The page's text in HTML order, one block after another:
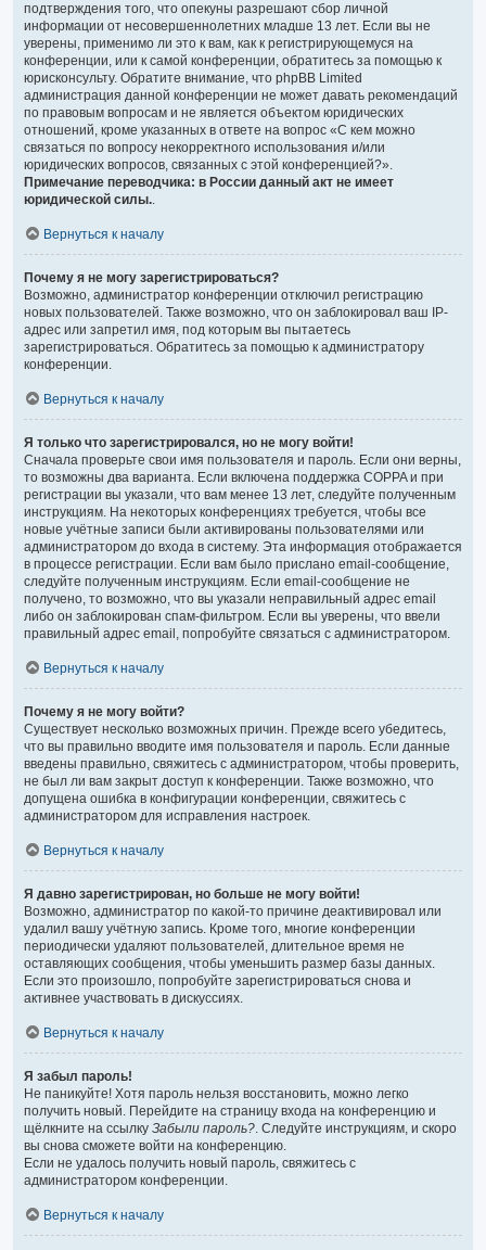
подтверждения того, что опекуны разрешают сбор личной
информации от несовершеннолетних младше 13 лет. Если вы не
уверены, применимо ли это к вам, как к регистрирующемуся на
конференции, или к самой конференции, обратитесь за помощью к
юрисконсульту. Обратите внимание, что phpBB Limited
администрация данной конференции не может давать рекомендаций
по правовым вопросам и не является объектом юридических
отношений, кроме указанных в ответе на вопрос «С кем можно
связаться по вопросу некорректного использования и/или
юридических вопросов, связанных с этой конференцией?».
Примечание переводчика: в России данный акт не имеет
юридической силы..
Вернуться к началу
Почему я не могу зарегистрироваться?
Возможно, администратор конференции отключил регистрацию
новых пользователей. Также возможно, что он заблокировал ваш IP-
адрес или запретил имя, под которым вы пытаетесь
зарегистрироваться. Обратитесь за помощью к администратору
конференции.
Вернуться к началу
Я только что зарегистрировался, но не могу войти!
Сначала проверьте свои имя пользователя и пароль. Если они верны,
то возможны два варианта. Если включена поддержка COPPA и при
регистрации вы указали, что вам менее 13 лет, следуйте полученным
инструкциям. На некоторых конференциях требуется, чтобы все
новые учётные записи были активированы пользователями или
администратором до входа в систему. Эта информация отображается
в процессе регистрации. Если вам было прислано email-сообщение,
следуйте полученным инструкциям. Если email-сообщение не
получено, то возможно, что вы указали неправильный адрес email
либо он заблокирован спам-фильтром. Если вы уверены, что ввели
правильный адрес email, попробуйте связаться с администратором.
Вернуться к началу
Почему я не могу войти?
Существует несколько возможных причин. Прежде всего убедитесь,
что вы правильно вводите имя пользователя и пароль. Если данные
введены правильно, свяжитесь с администратором, чтобы проверить,
не был ли вам закрыт доступ к конференции. Также возможно, что
допущена ошибка в конфигурации конференции, свяжитесь с
администратором для исправления настроек.
Вернуться к началу
Я давно зарегистрирован, но больше не могу войти!
Возможно, администратор по какой-то причине деактивировал или
удалил вашу учётную запись. Кроме того, многие конференции
периодически удаляют пользователей, длительное время не
оставляющих сообщения, чтобы уменьшить размер базы данных.
Если это произошло, попробуйте зарегистрироваться снова и
активнее участвовать в дискуссиях.
Вернуться к началу
Я забыл пароль!
Не паникуйте! Хотя пароль нельзя восстановить, можно легко
получить новый. Перейдите на страницу входа на конференцию и
щёлкните на ссылку Забыли пароль?. Следуйте инструкциям, и скоро
вы снова сможете войти на конференцию.
Если не удалось получить новый пароль, свяжитесь с
администратором конференции.
Вернуться к началу